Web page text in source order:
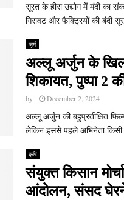
सूरत के हीरा उद्योग में मंदी का
गिरावट और फैक्ट्रियों की बंदी
जुर्म
अल्लू अर्जुन के
शिकायत, पुष्पा 2
by December 2, 2024
अल्लू अर्जुन की बहुप्रतीक्षित
लेकिन इससे पहले अभिनेता
कृषि
संयुक्त किसान
आंदोलन, संसद